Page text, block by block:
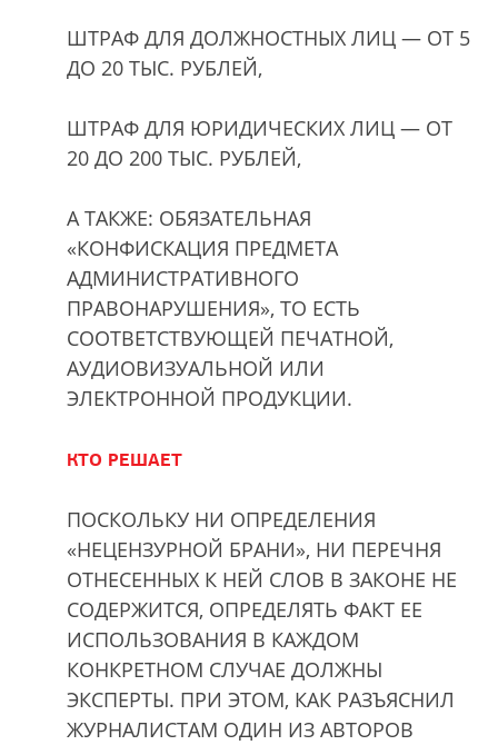
ШТРАФ ДЛЯ ДОЛЖНОСТНЫХ ЛИЦ — ОТ 5
ДО 20 ТЫС. РУБЛЕЙ,
ШТРАФ ДЛЯ ЮРИДИЧЕСКИХ ЛИЦ — ОТ
20 ДО 200 ТЫС. РУБЛЕЙ,
А ТАКЖЕ: ОБЯЗАТЕЛЬНАЯ
«КОНФИСКАЦИЯ ПРЕДМЕТА
АДМИНИСТРАТИВНОГО
ПРАВОНАРУШЕНИЯ», ТО ЕСТЬ
СООТВЕТСТВУЮЩЕЙ ПЕЧАТНОЙ,
АУДИОВИЗУАЛЬНОЙ ИЛИ
ЭЛЕКТРОННОЙ ПРОДУКЦИИ.
КТО РЕШАЕТ
ПОСКОЛЬКУ НИ ОПРЕДЕЛЕНИЯ
«НЕЦЕНЗУРНОЙ БРАНИ», НИ ПЕРЕЧНЯ
ОТНЕСЕННЫХ К НЕЙ СЛОВ В ЗАКОНЕ НЕ
СОДЕРЖИТСЯ, ОПРЕДЕЛЯТЬ ФАКТ ЕЕ
ИСПОЛЬЗОВАНИЯ В КАЖДОМ
КОНКРЕТНОМ СЛУЧАЕ ДОЛЖНЫ
ЭКСПЕРТЫ. ПРИ ЭТОМ, КАК РАЗЪЯСНИЛ
ЖУРНАЛИСТАМ ОДИН ИЗ АВТОРОВ